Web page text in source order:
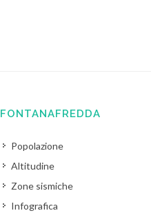
FONTANAFREDDA
Popolazione
Altitudine
Zone sismiche
Infografica